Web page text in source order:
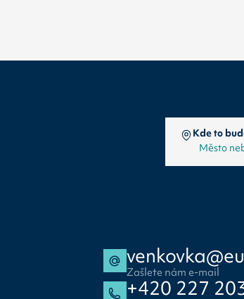
Kde to
Zašlete nám e-mail
+420 227